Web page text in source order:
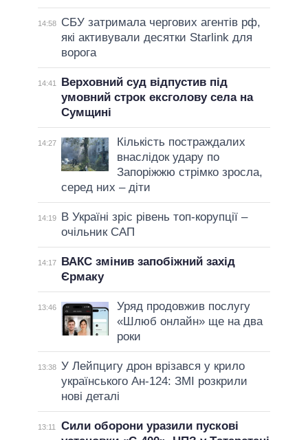
14:58
СБУ затримала чергових агентів рф,
які активували десятки Starlink для
ворога
14:41
Верховний суд відпустив під
умовний строк ексголову села на
Сумщині
14:27
Кількість постраждалих
внаслідок удару по
Запоріжжю стрімко зросла,
серед них – діти
14:19
В Україні зріс рівень топ-корупції –
очільник САП
14:17
ВАКС змінив запобіжний захід
Єрмаку
13:46
Уряд продовжив послугу
«Шлюб онлайн» ще на два
роки
13:38 У Лейпцигу дрон врізався у крило
українського Ан-124: ЗМІ розкрили
нові деталі
13:11
Сили оборони уразили пускові